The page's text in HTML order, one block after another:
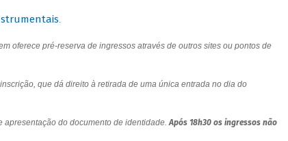
.
oferece pré-reserva de ingressos através de outros sites ou pontos de
que dá direito à retirada de uma única entrada no dia do
apresentação do documento de identidade.Após 18h30 os ingressos não